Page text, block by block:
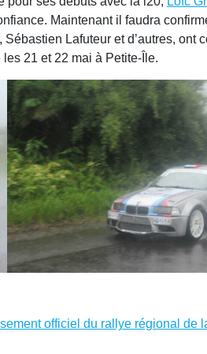
Maintenant il faudra
Lafuteur et d’autres,
21 et 22 mai à Petite-Île.
officiel du rallye régional de